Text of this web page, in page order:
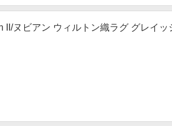
ヌビアン ウィルトン織ラグ グレイッ